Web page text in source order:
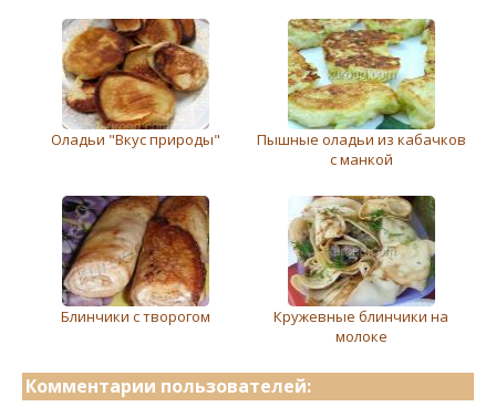
Оладьи "Вкус природы"
Пышные оладьи из кабачков
с манкой
Блинчики с творогом
Кружевные блинчики на
молоке
Комментарии пользователей: